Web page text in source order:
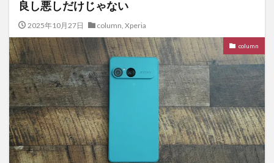
良し悪しだけじゃない
2025年10月27日 column, Xperia
column